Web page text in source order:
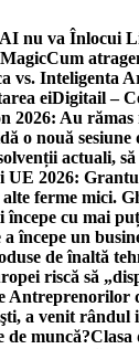
AI nu va Înlocui
Cum
vs. Inteligenta
eiDigitail –
2026: Au
o nouă
actuali,
UE 2026:
ferme mici.
începe cu mai
începe un
de înaltă
riscă să
Antreprenorilor
a venit rândul
de muncă?Clasa